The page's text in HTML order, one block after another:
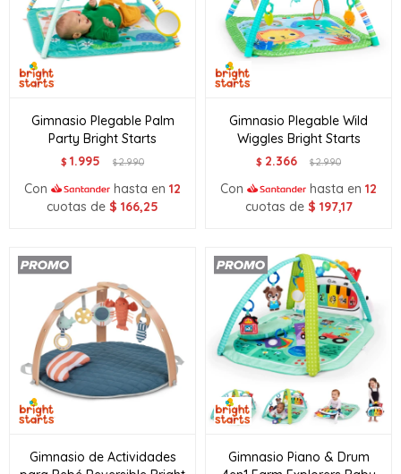
Gimnasio Plegable Palm
Party Bright Starts
$ 1.995 $2.990
Con hasta en 12
cuotas de $ 166,25
Gimnasio Plegable Wild
Wiggles Bright Starts
$ 2.366 $2.990
Con hasta en 12
cuotas de $ 197,17
Gimnasio de Actividades
Gimnasio Piano & Drum